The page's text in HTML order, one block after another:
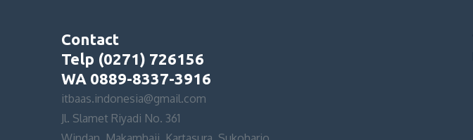
Contact
Telp (0271) 726156
WA 0889-8337-3916
itbaas.indonesia@gmail.com
Jl. Slamet Riyadi No. 361